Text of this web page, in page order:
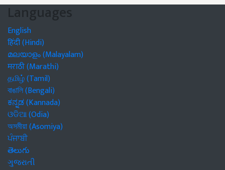
Languages
English
हिंदी (Hindi)
മലയാളം (Malayalam)
मराठी (Marathi)
தமிழ் (Tamil)
বাঙালি (Bengali)
ಕನ್ನಡ (Kannada)
ଓଡିଆ (Odia)
অসমীয়া (Asomiya)
ਪੰਜਾਬੀ
తెలుగు
ગુજરાતી